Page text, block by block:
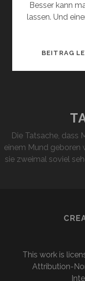
Besser kann
lassen. Und
BEITRAG
Die Tatsache, dass
einem Mund geboren
sie zweimal soviel
This work is
Attribution-